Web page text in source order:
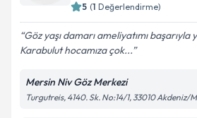
Kişisel verilerimin işlenmesine
Metni'ni okudum ve kişisel
5 (1 Değerlendirme)
Göz yaşı damarı ameliyatımı başarıyla
Karabulut hocamıza çok...
Mersin Niv Göz Merkezi
Turgutreis, 4140. Sk. No:14/1, 33010 Akdeniz/